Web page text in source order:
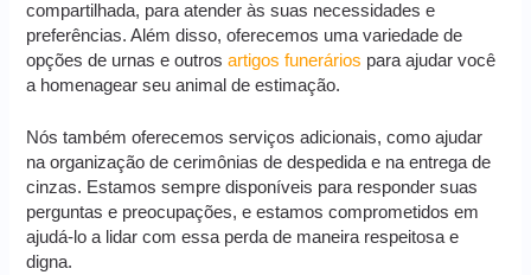
compartilhada, para atender às suas necessidades e
preferências. Além disso, oferecemos uma variedade de
opções de urnas e outrosartigos funerários para ajudar você
a homenagear seu animal de estimação.
Nós também oferecemos serviços adicionais, como ajudar
na organização de cerimônias de despedida e na entrega de
cinzas. Estamos sempre disponíveis para responder suas
perguntas e preocupações, e estamos comprometidos em
ajudá-lo a lidar com essa perda de maneira respeitosa e
digna.